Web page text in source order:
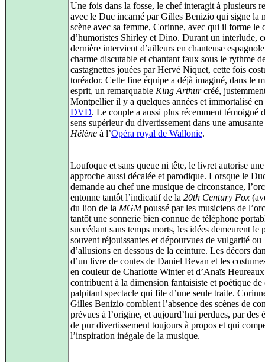
Une fois dans la fosse, le chef interagit à plusieurs
avec le Duc incarné par Gilles Benizio qui signe la
scène avec sa femme, Corinne, avec qui il forme le
d’humoristes Shirley et Dino. Durant un interlude,
dernière intervient d’ailleurs en chanteuse
charme discutable et chantant faux sous le rythme
castagnettes jouées par Hervé Niquet, cette fois
toréador. Cette fine équipe a déjà imaginé, dans le
esprit, un remarquable King Arthurcréé,
Montpellier il y a quelques années et immortalisé en
DVD. Le couple a aussi plus récemment témoigné
sens supérieur du divertissement dans une amusante
Hélène à l’Opéra royal de Wallonie.
Loufoque et sans queue ni tête, le livret autorise une
approche aussi décalée et parodique. Lorsque le
demande au chef une musique de circonstance,
entonne tantôt l’indicatif de la 20th Century Fox
du lion de la MGMpoussé par les musiciens de
tantôt une sonnerie bien connue de téléphone
succédant sans temps morts, les idées demeurent le
souvent réjouissantes et dépourvues de vulgarité ou
d’allusions en dessous de la ceinture. Les décors
d’un livre de contes de Daniel Bevan et les
en couleur de Charlotte Winter et d’Anaïs Heureaux
contribuent à la dimension fantaisiste et poétique de
palpitant spectacle qui file d’une seule traite.
Gilles Benizio comblent l’absence des scènes de
prévues à l’origine, et aujourd’hui perdues, par des
de pur divertissement toujours à propos et qui
l’inspiration inégale de la musique.